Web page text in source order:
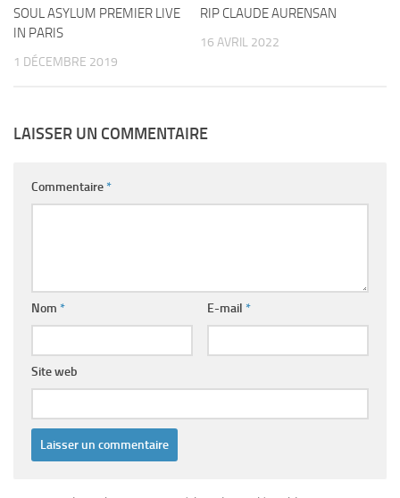
SOUL ASYLUM PREMIER LIVE
IN PARIS
1 DÉCEMBRE 2019
RIP CLAUDE AURENSAN
16 AVRIL 2022
LAISSER UN COMMENTAIRE
Commentaire*
Nom * E-mail *
Site web